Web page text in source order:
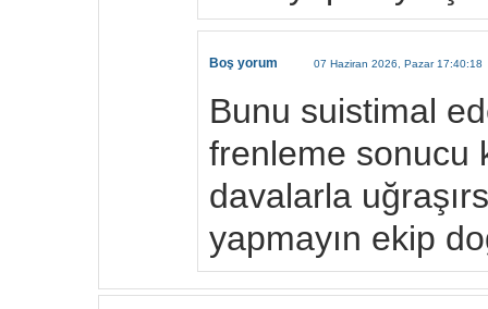
Boş yorum 07 Haziran 2026, Pazar 17:40:18
Bunu suistimal
frenleme sonucu
davalarla
yapmayın ekip